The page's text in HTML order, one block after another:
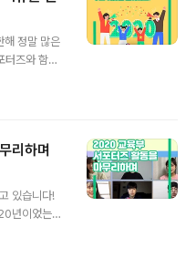
정말 많은
즈와 함께,
#교육부 #
리하며
있습니다!
년이었는데
다.😃 뒤에